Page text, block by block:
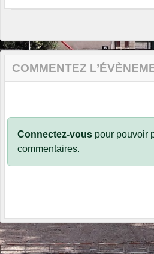
COMMENTEZ
Connectez-vous pour pouvoir
commentaires.